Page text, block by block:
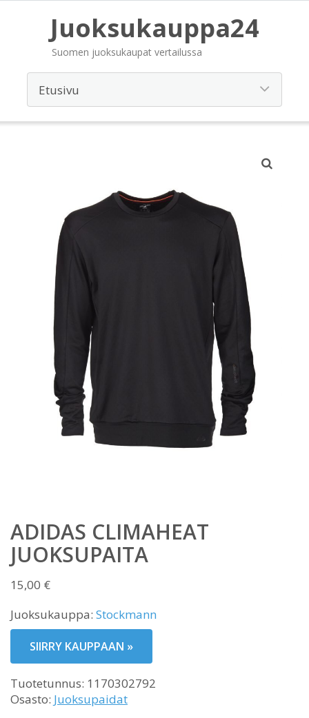
Juoksukauppa24
Suomen juoksukaupat vertailussa
ADIDAS CLIMAHEAT
JUOKSUPAITA
15,00 €
Juoksukauppa: Stockmann
SIIRRY KAUPPAAN »
Tuotetunnus: 1170302792
Osasto: Juoksupaidat